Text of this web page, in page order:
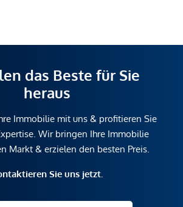
das Beste für Sie
heraus
Immobilie mit uns & profitieren Sie
Wir bringen Ihre Immobilie
Markt & erzielen den besten Preis.
Sie uns jetzt.